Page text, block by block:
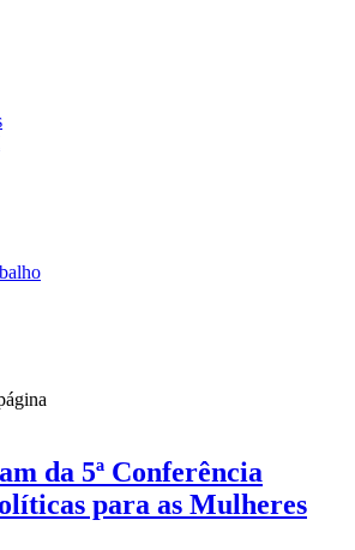
da 5ª Conferência
para as Mulheres